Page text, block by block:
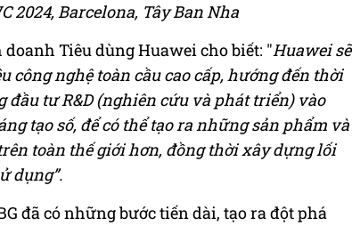
Barcelona, Tây Ban Nha
Tiêu dùng Huawei cho biết: "Huawei sẽ
nghệ toàn cầu cao cấp, hướng đến thời
đầu tư R&D (nghiên cứu và phát triển) vào
tạo số, để có thể tạo ra những sản phẩm và
toàn thế giới hơn, đồng thời xây dựng lối
dụng”.
đã có những bước tiến dài, tạo ra đột phá